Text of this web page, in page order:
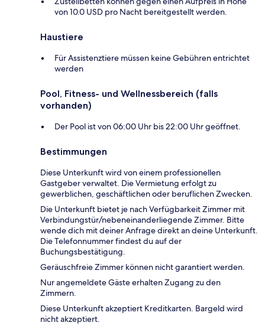
von 10.0 USD pro Nacht bereitgestellt werden.
Haustiere
Für Assistenztiere müssen keine Gebühren entrichtet
werden
Pool, Fitness- und Wellnessbereich (falls
vorhanden)
Der Pool ist von 06:00 Uhr bis 22:00 Uhr geöffnet.
Bestimmungen
Diese Unterkunft wird von einem professionellen
Gastgeber verwaltet. Die Vermietung erfolgt zu
gewerblichen, geschäftlichen oder beruflichen Zwecken.
Die Unterkunft bietet je nach Verfügbarkeit Zimmer mit
Verbindungstür/nebeneinanderliegende Zimmer. Bitte
wende dich mit deiner Anfrage direkt an deine Unterkunft.
Die Telefonnummer findest du auf der
Buchungsbestätigung.
Geräuschfreie Zimmer können nicht garantiert werden.
Nur angemeldete Gäste erhalten Zugang zu den
Zimmern.
Diese Unterkunft akzeptiert Kreditkarten. Bargeld wird
nicht akzeptiert.